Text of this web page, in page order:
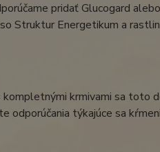
pridať Glucogard
Struktur Energetikum a
krmivami sa toto
odporúčania týkajúce sa